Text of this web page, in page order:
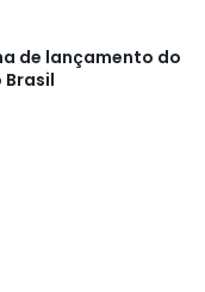
de lançamento do
Brasil